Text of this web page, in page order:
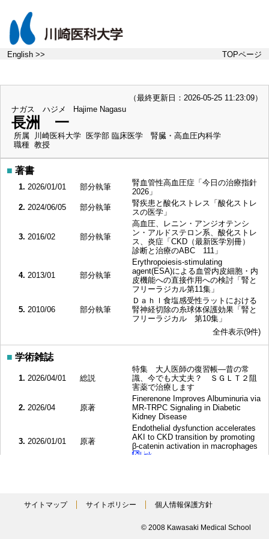
English >> TOPページ
（最終更新日：2026-05-25 11:23:09）
ナガス ハジメ
Hajime Nagasu
長洲 一
所属
川崎医科大学 医学部 臨床医学 腎臓・高血圧内科学
職種 教授
■ 著書
1. 2026/01/01 部分執筆
腎血管性高血圧症「今日の治療指針
2026」
2. 2024/06/05 部分執筆
腎疾患と酸化ストレス「酸化ストレ
スの医学」
3. 2016/02 部分執筆
高血圧、レニン・アンジオテンシ
ン・アルドステロン系、酸化ストレ
ス、炎症「CKD（最新医学別冊）
診断と治療のABC 111」
4. 2013/01 部分執筆
Erythropoiesis-stimulating
agent(ESA)による血管内皮細胞・内
皮機能への直接作用への検討「腎と
フリーラジカル第11集」
5. 2010/06 部分執筆
Ｄａｈｌ食塩感受性ラットにおける
腎神経切除の糸球体保護効果「腎と
フリーラジカル 第10集」
全件表示(9件)
■ 学術雑誌
1. 2026/04/01 総説
特集 大人医師の復習帳―昔の常
識、今でも大丈夫？ ＳＧＬＴ２阻
害薬で治療します
2. 2026/04 原著
Finerenone Improves Albuminuria via
MR-TRPC Signaling in Diabetic
Kidney Disease
3. 2026/01/01 原著
Endothelial dysfunction accelerates
AKI to CKD transition by promoting
β-catenin activation in macrophages
Review no. 1: designing clinical
data: research questions, data
sources, and analytical skills
サイトマップ サイトポリシー 個人情報保護方針
© 2008 Kawasaki Medical School